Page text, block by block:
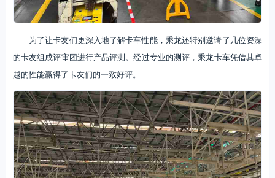
为了让卡友们更深入地了解卡车性能，乘龙还特别邀请了几位资深
的卡友组成评审团进行产品评测。经过专业的测评，乘龙卡车凭借其卓
越的性能赢得了卡友们的一致好评。